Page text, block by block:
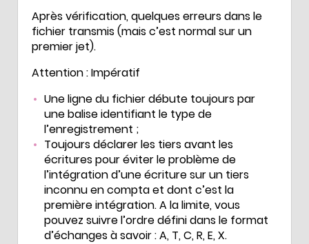
Après vérification, quelques erreurs dans le
fichier transmis (mais c’est normal sur un
premier jet).
Attention : Impératif
Une ligne du fichier débute toujours par
une balise identifiant le type de
l’enregistrement ;
Toujours déclarer les tiers avant les
écritures pour éviter le problème de
l’intégration d’une écriture sur un tiers
inconnu en compta et dont c’est la
première intégration. A la limite, vous
pouvez suivre l’ordre défini dans le format
d’échanges à savoir : A, T, C, R, E, X.